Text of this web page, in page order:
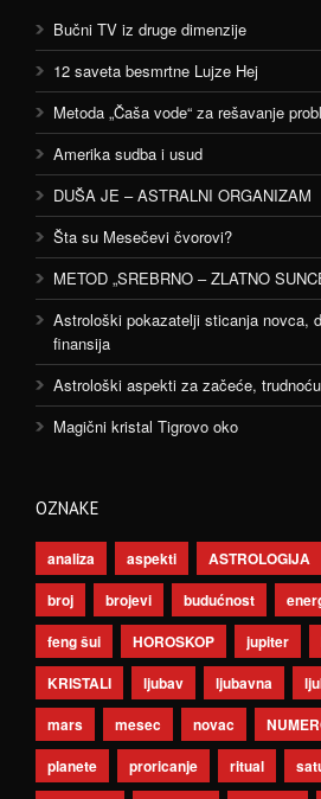
Bučni TV iz druge dimenzije
12 saveta besmrtne Lujze Hej
Metoda „Čaša vode“ za rešavanje
Amerika sudba i usud
DUŠA JE – ASTRALNI ORGANIZAM
Šta su Mesečevi čvorovi?
METOD „SREBRNO – ZLATNO
Astrološki pokazatelji sticanja novca,
finansija
Astrološki aspekti za začeće,
Magični kristal Tigrovo oko
OZNAKE
analiza aspekti ASTROLOGIJA
broj
brojevi budućnost
feng šui
HOROSKOP jupiter
KRISTALI
ljubav ljubavna
mars
mesec novac
planete
proricanje ritual